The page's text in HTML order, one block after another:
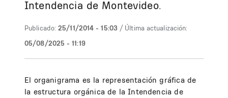
Intendencia de Montevideo.
Publicado: 25/11/2014 - 15:03 / Última actualización:
05/08/2025 - 11:19
El organigrama es la representación gráfica de
la estructura orgánica de la Intendencia de